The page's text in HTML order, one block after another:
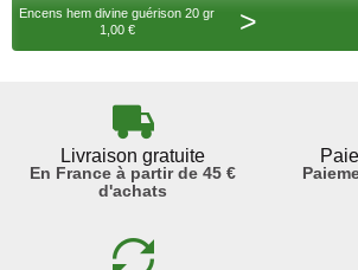
Encens hem divine guérison 20 gr
1,00 €
>
Livraison gratuite
En France à partir de 45 €
d'achats